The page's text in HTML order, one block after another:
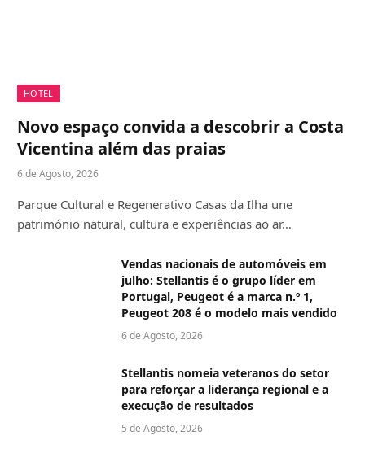
HOTEL
Novo espaço convida a descobrir a Costa
Vicentina além das praias
6 de Agosto, 2026
Parque Cultural e Regenerativo Casas da Ilha une
património natural, cultura e experiências ao ar…
Vendas nacionais de automóveis em
julho: Stellantis é o grupo líder em
Portugal, Peugeot é a marca n.º 1,
Peugeot 208 é o modelo mais vendido
6 de Agosto, 2026
Stellantis nomeia veteranos do setor
para reforçar a liderança regional e a
execução de resultados
5 de Agosto, 2026